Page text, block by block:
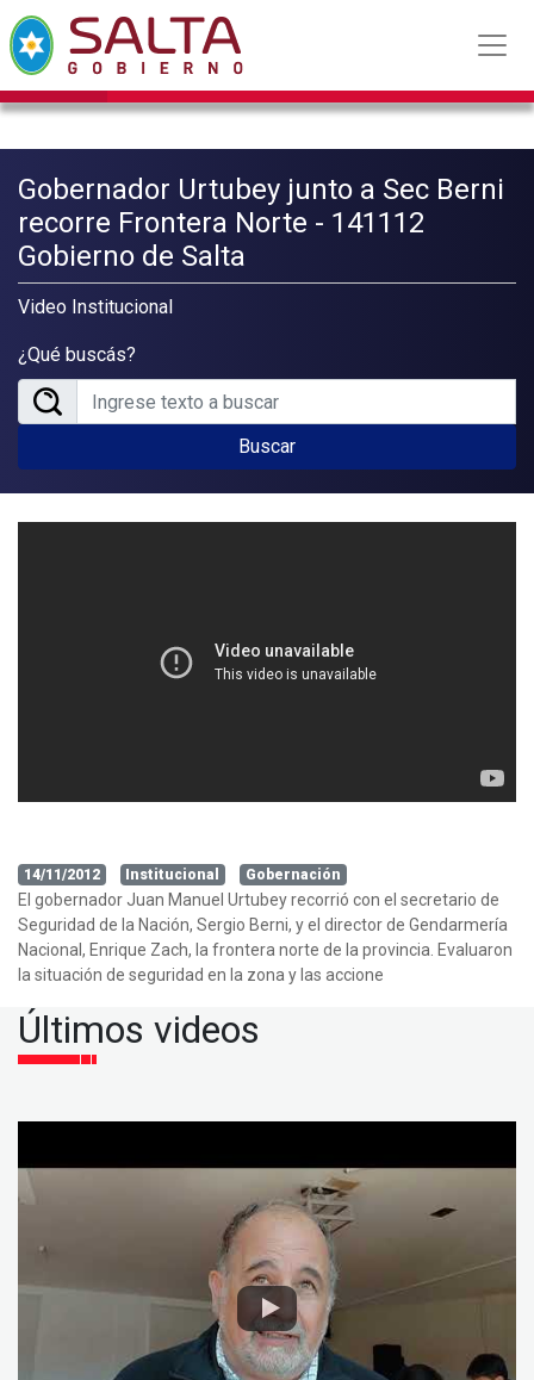
Gobernador Urtubey junto a Sec Berni
recorre Frontera Norte - 141112
Gobierno de Salta
Video Institucional
¿Qué buscás?
Buscar
14/11/2012 Institucional Gobernación
El gobernador Juan Manuel Urtubey recorrió con el secretario de
Seguridad de la Nación, Sergio Berni, y el director de Gendarmería
Nacional, Enrique Zach, la frontera norte de la provincia. Evaluaron
la situación de seguridad en la zona y las accione
Últimos videos